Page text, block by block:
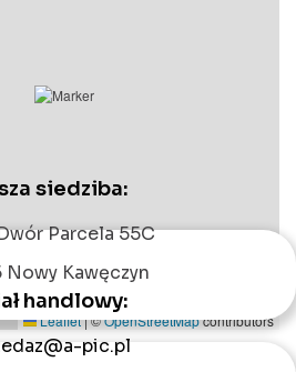
Leaflet|©OpenStreetMapcontributors
siedziba:
Parcela 55C
Nowy Kawęczyn
handlowy:
pic.pl